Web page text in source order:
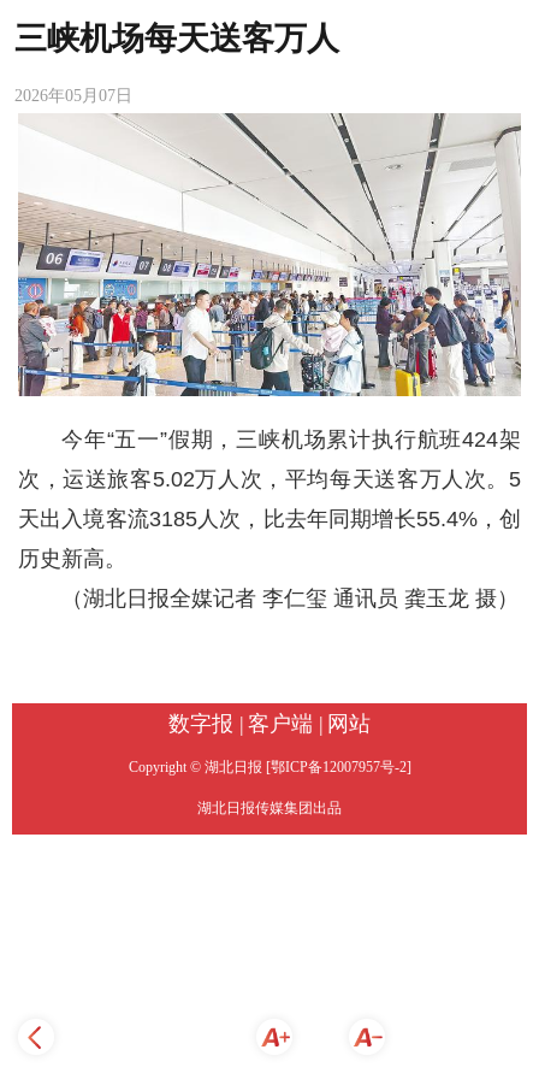
三峡机场每天送客万人
2026年05月07日
今年“五一”假期，三峡机场累计执行航班424架
次，运送旅客5.02万人次，平均每天送客万人次。5
天出入境客流3185人次，比去年同期增长55.4%，创
历史新高。
（湖北日报全媒记者 李仁玺 通讯员 龚玉龙 摄）
数字报 | 客户端 | 网站
Copyright © 湖北日报 [鄂ICP备12007957号-2]
湖北日报传媒集团出品